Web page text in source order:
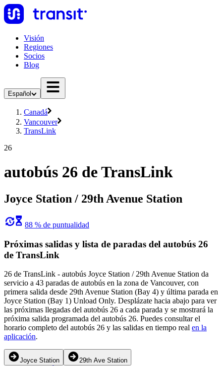
Visión
Regiones
Socios
Blog
Español
Canadá
Vancouver
TransLink
26
autobús 26 de TransLink
Joyce Station / 29th Avenue Station
88 % de puntualidad
Próximas salidas y lista de paradas del autobús 26
de TransLink
26 de TransLink - autobús Joyce Station / 29th Avenue Station da
servicio a 43 paradas de autobús en la zona de Vancouver, con
primera salida desde 29th Avenue Station (Bay 4) y última parada en
Joyce Station (Bay 1) Unload Only. Desplázate hacia abajo para ver
las próximas llegadas del autobús 26 a cada parada y se mostrará la
próxima salida programada del autobús 26. Puedes consultar el
horario completo del autobús 26 y las salidas en tiempo real en la
aplicación.
Joyce Station 29th Ave Station